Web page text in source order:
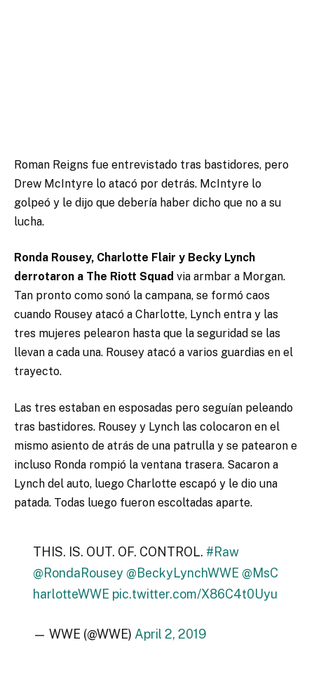
Roman Reigns fue entrevistado tras bastidores, pero
Drew McIntyre lo atacó por detrás. McIntyre lo
golpeó y le dijo que debería haber dicho que no a su
lucha.
Ronda Rousey, Charlotte Flair y Becky Lynch
derrotaron a The Riott Squad via armbar a Morgan.
Tan pronto como sonó la campana, se formó caos
cuando Rousey atacó a Charlotte, Lynch entra y las
tres mujeres pelearon hasta que la seguridad se las
llevan a cada una. Rousey atacó a varios guardias en el
trayecto.
Las tres estaban en esposadas pero seguían peleando
tras bastidores. Rousey y Lynch las colocaron en el
mismo asiento de atrás de una patrulla y se patearon e
incluso Ronda rompió la ventana trasera. Sacaron a
Lynch del auto, luego Charlotte escapó y le dio una
patada. Todas luego fueron escoltadas aparte.
THIS. IS. OUT. OF. CONTROL. #Raw
@RondaRousey @BeckyLynchWWE @MsC
harlotteWWE pic.twitter.com/X86C4t0Uyu
— WWE (@WWE) April 2, 2019